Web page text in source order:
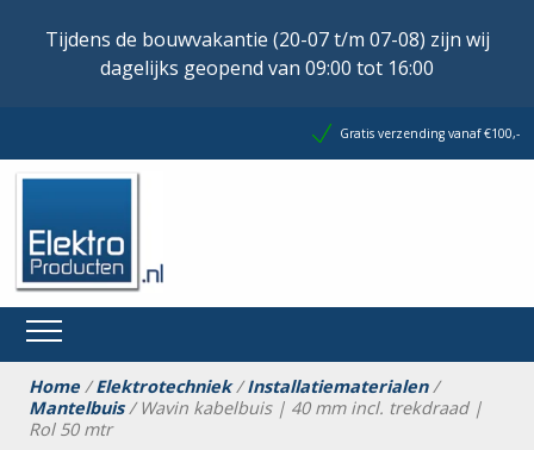
Tijdens de bouwvakantie (20-07 t/m 07-08) zijn wij
dagelijks geopend van 09:00 tot 16:00
Gratis verzending vanaf €100,-
Home/Elektrotechniek/Installatiematerialen/
Mantelbuis/ Wavin kabelbuis | 40 mm incl. trekdraad |
Rol 50 mtr